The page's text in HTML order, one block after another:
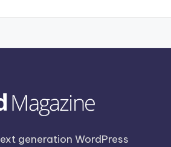
generation WordPress